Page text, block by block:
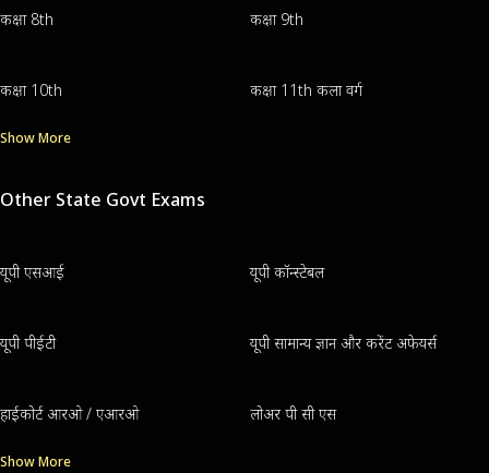
कक्षा 8th कक्षा 9th
कक्षा 10th कक्षा 11th कला वर्ग
Show More
Other State Govt Exams
यूपी एसआई यूपी कॉन्स्टेबल
यूपी पीईटी यूपी सामान्य ज्ञान और करेंट अफेयर्स
हाईकोर्ट आरओ / एआरओ लोअर पी सी एस
Show More